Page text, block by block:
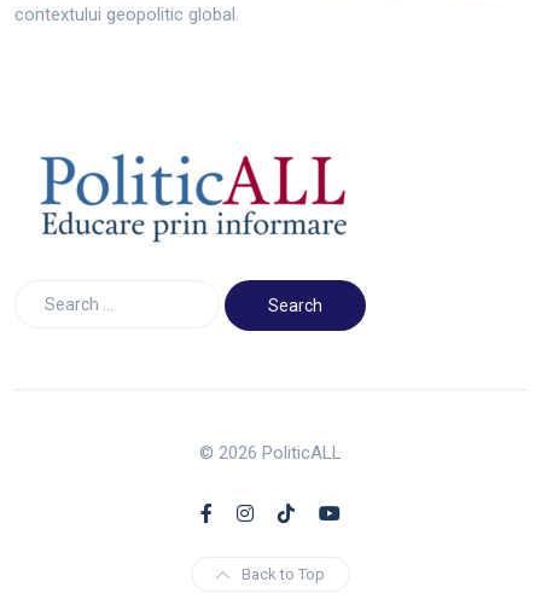
contextului geopolitic global.
© 2026 PoliticALL
Back to Top